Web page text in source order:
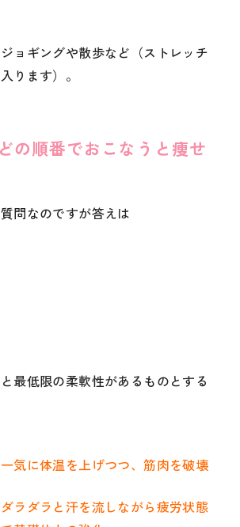
ョギングや散歩など（ストレッチ
ります）。
の順番でおこなうと痩せ
問なのですが答えは
最低限の柔軟性があるものとする
気に体温を上げつつ、筋肉を破壊
ラダラと汗を流しながら疲労状態